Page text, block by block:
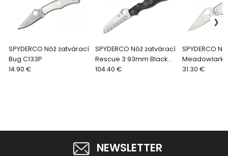
SPYDERCO Nôž zatvárací
Bug C133P
14.90 €
SPYDERCO Nôž zatvárací
Rescue 3 93mm Black
C14SBK3
104.40 €
SPYDERCO
Meadowlark
31.30 €
NEWSLETTER